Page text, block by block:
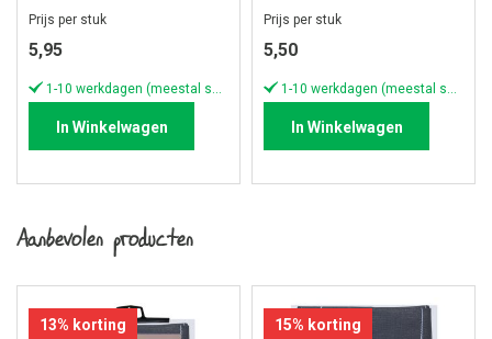
Prijs per stuk
5,95
In Winkelwagen
Prijs per stuk
5,50
In Winkelwagen
Aanbevolen producten
13% korting 15% korting